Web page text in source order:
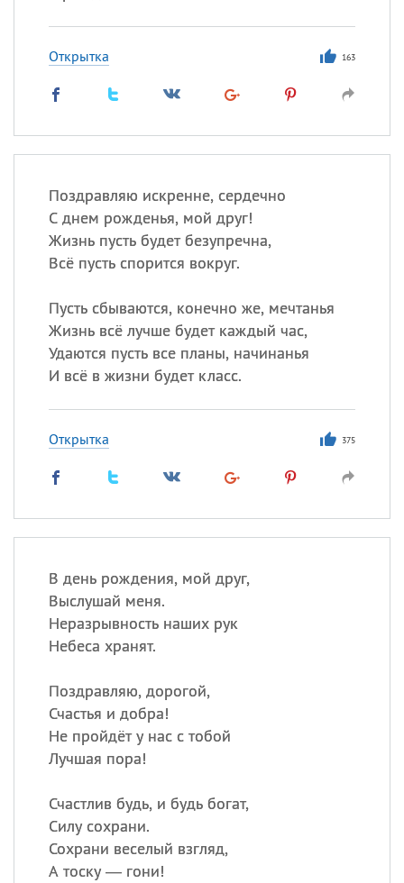
Открытка 163
Поздравляю искренне, сердечно
С днем рожденья, мой друг!
Жизнь пусть будет безупречна,
Всё пусть спорится вокруг.
Пусть сбываются, конечно же, мечтанья
Жизнь всё лучше будет каждый час,
Удаются пусть все планы, начинанья
И всё в жизни будет класс.
Открытка 375
В день рождения, мой друг,
Выслушай меня.
Неразрывность наших рук
Небеса хранят.
Поздравляю, дорогой,
Счастья и добра!
Не пройдёт у нас с тобой
Лучшая пора!
Счастлив будь, и будь богат,
Силу сохрани.
Сохрани веселый взгляд,
А тоску — гони!